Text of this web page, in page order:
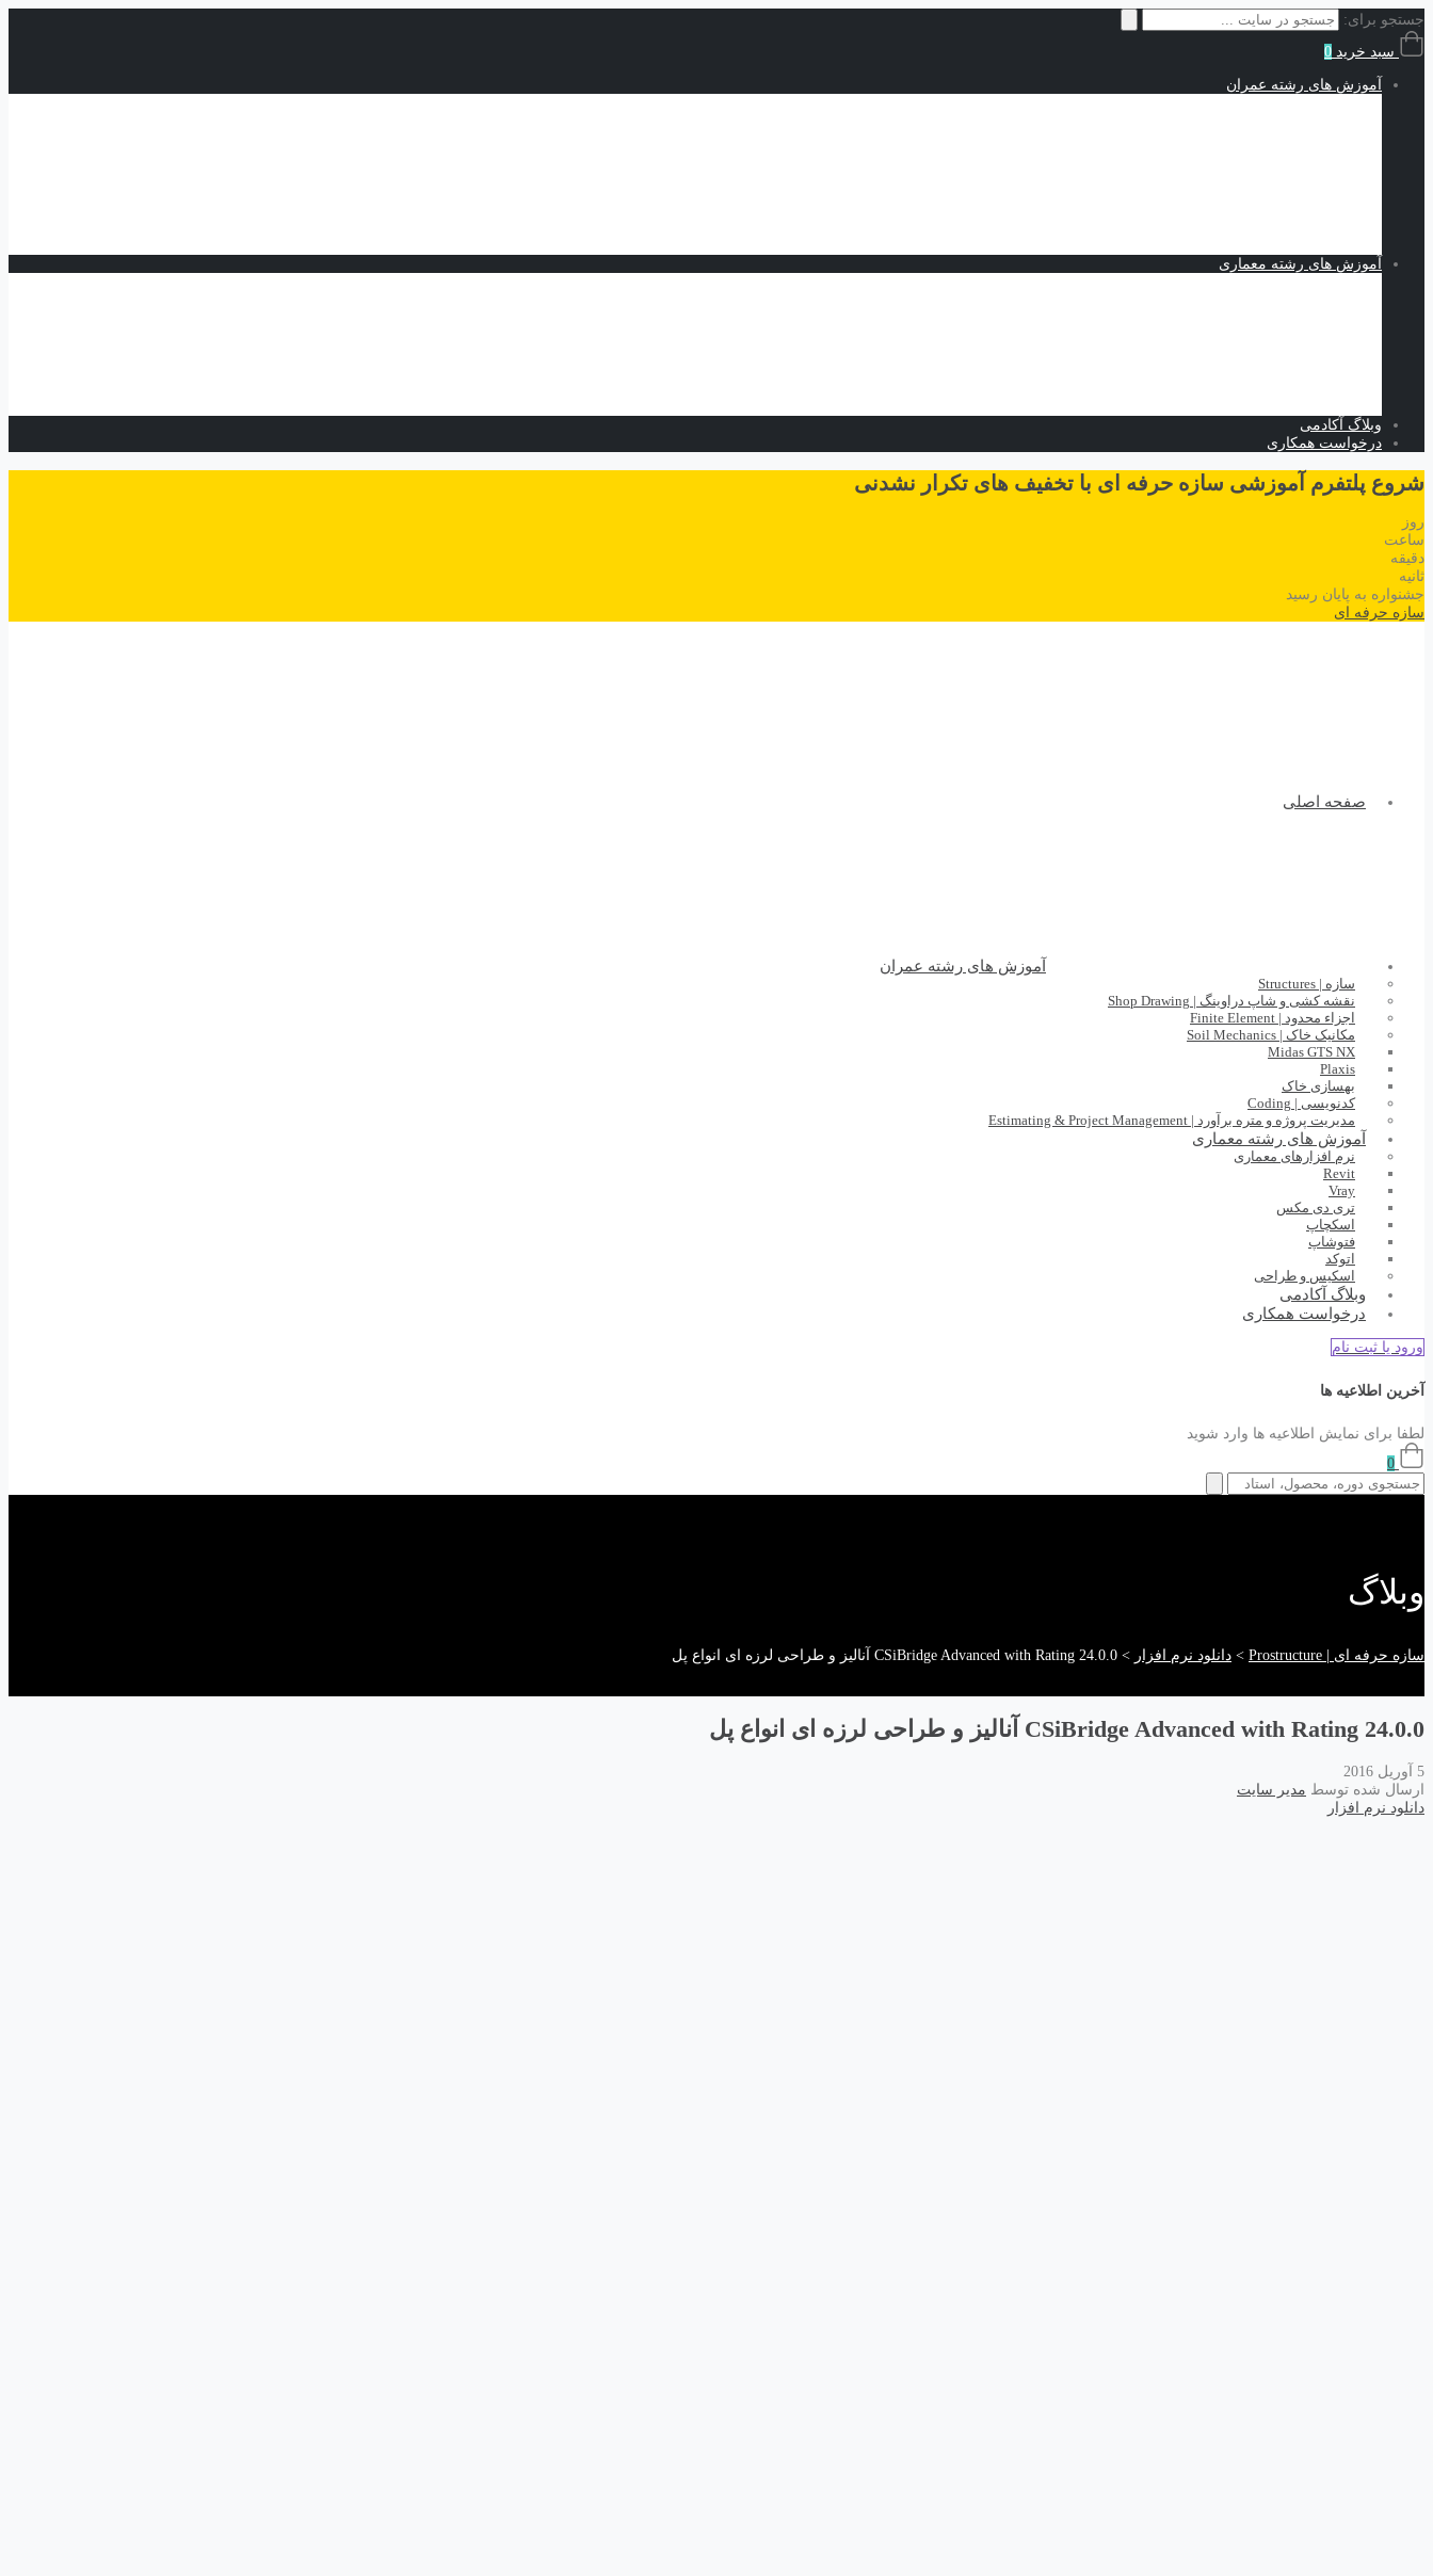
جستجو برای:
سبد خرید 0
آموزش های رشته عمران
آموزش های رشته معماری
وبلاگ آکادمی
درخواست همکاری
شروع پلتفرم آموزشی سازه حرفه ای با تخفیف های تکرار نشدنی
روز
ساعت
دقیقه
ثانیه
جشنواره به پایان رسید
سازه حرفه ای
صفحه اصلی
آموزش های رشته عمران
سازه | Structures
نقشه کشی و شاپ دراوینگ | Shop Drawing
اجزاء محدود | Finite Element
مکانیک خاک | Soil Mechanics
Midas GTS NX
Plaxis
بهسازی خاک
کدنویسی | Coding
مدیریت پروژه و متره برآورد | Estimating & Project Management
آموزش های رشته معماری
نرم افزارهای معماری
Revit
Vray
تری دی مکس
اسکچاپ
فتوشاپ
اتوکد
اسکیس و طراحی
وبلاگ آکادمی
درخواست همکاری
ورود یا ثبت نام
آخرین اطلاعیه ها
لطفا برای نمایش اطلاعیه ها وارد شوید
0
وبلاگ
سازه حرفه ای | Prostructure > دانلود نرم افزار > CSiBridge Advanced with Rating 24.0.0 آناليز و طراحی لرزه ای انواع پل
CSiBridge Advanced with Rating 24.0.0 آناليز و طراحی لرزه ای انواع پل
5 آوریل 2016
ارسال شده توسط مدیر سایت
دانلود نرم افزار